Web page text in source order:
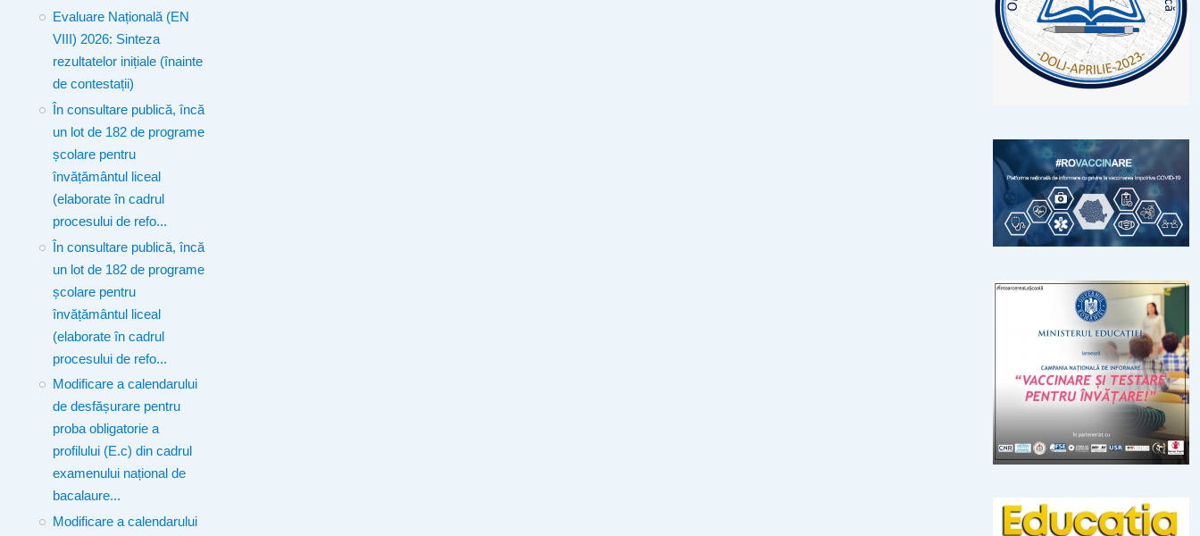
Evaluare Națională (EN
VIII) 2026: Sinteza
rezultatelor inițiale (înainte
de contestații)
În consultare publică, încă
un lot de 182 de programe
școlare pentru
învățământul liceal
(elaborate în cadrul
procesului de refo...
În consultare publică, încă
un lot de 182 de programe
școlare pentru
învățământul liceal
(elaborate în cadrul
procesului de refo...
Modificare a calendarului
de desfășurare pentru
proba obligatorie a
profilului (E.c) din cadrul
examenului național de
bacalaure...
Modificare a calendarului